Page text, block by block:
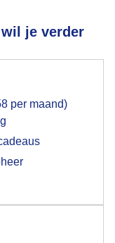
je verder
per maand)
op deze
voor het
hebt gegeven,
browser waarin